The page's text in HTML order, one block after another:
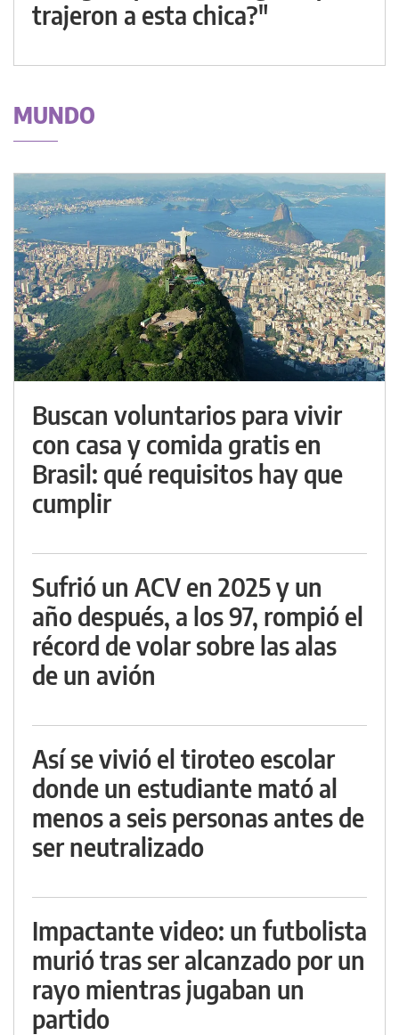
trajeron a esta chica?"
MUNDO
Buscan voluntarios para vivir
con casa y comida gratis en
Brasil: qué requisitos hay que
cumplir
Sufrió un ACV en 2025 y un
año después, a los 97, rompió el
récord de volar sobre las alas
de un avión
Así se vivió el tiroteo escolar
donde un estudiante mató al
menos a seis personas antes de
ser neutralizado
Impactante video: un futbolista
murió tras ser alcanzado por un
rayo mientras jugaban un
partido